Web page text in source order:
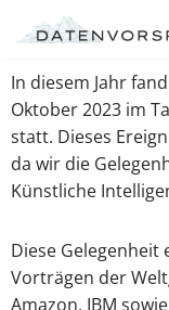
Inhalt
In diesem Jahr
Oktober 2023 im
statt. Dieses
da wir die
Künstliche
Diese
Vorträgen der
Amazon, IBM